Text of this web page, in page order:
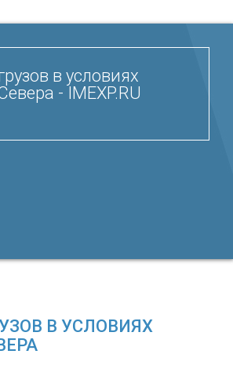
в условиях
- IMEXP.RU
В УСЛОВИЯХ